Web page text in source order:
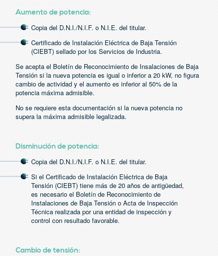
CONTACTO
CARDENER DISTRIBUCIÓ
Aumento de potencia:
Copia del D.N.I./N.I.F. o N.I.E. del titular.
Certificado de Instalación Eléctrica de Baja Tensión
(CIEBT) sellado por los Servicios de Industria.
Se acepta el Boletín de Reconocimiento de Insalaciones de Baja
Tensión si la nueva potencia es igual o inferior a 20 kW, no figura
cambio de actividad y el aumento es inferior al 50% de la
potencia máxima admisible.
No se requiere esta documentación si la nueva potencia no
supera la máxima admisible legalizada.
Disminución de potencia:
Copia del D.N.I./N.I.F. o N.I.E. del titular.
Si el Certificado de Instalación Eléctrica de Baja
Tensión (CIEBT) tiene más de 20 años de antigüedad,
es necesario el Boletín de Reconocimiento de
Instalaciones de Baja Tensión o Acta de Inspección
Técnica realizada por una entidad de inspección y
control con resultado favorable.
Cambio de tensión: